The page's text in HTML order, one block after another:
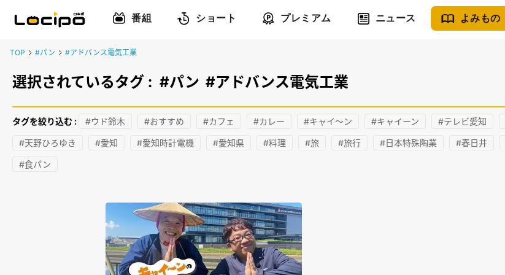
番組 ショート プレミアム ニュース よみもの
TOP #パン #アドバンス電気工業
選択されているタグ : #パン #アドバンス電気工業
タグを絞り込む : #ウド鈴木 #おすすめ #カフェ #カレー #キャイ～ン #キャイーン #テレビ愛知
#天野ひろゆき #愛知 #愛知時計電機 #愛知県 #料理 #旅 #旅行 #日本特殊陶業 #春日井
#食パン